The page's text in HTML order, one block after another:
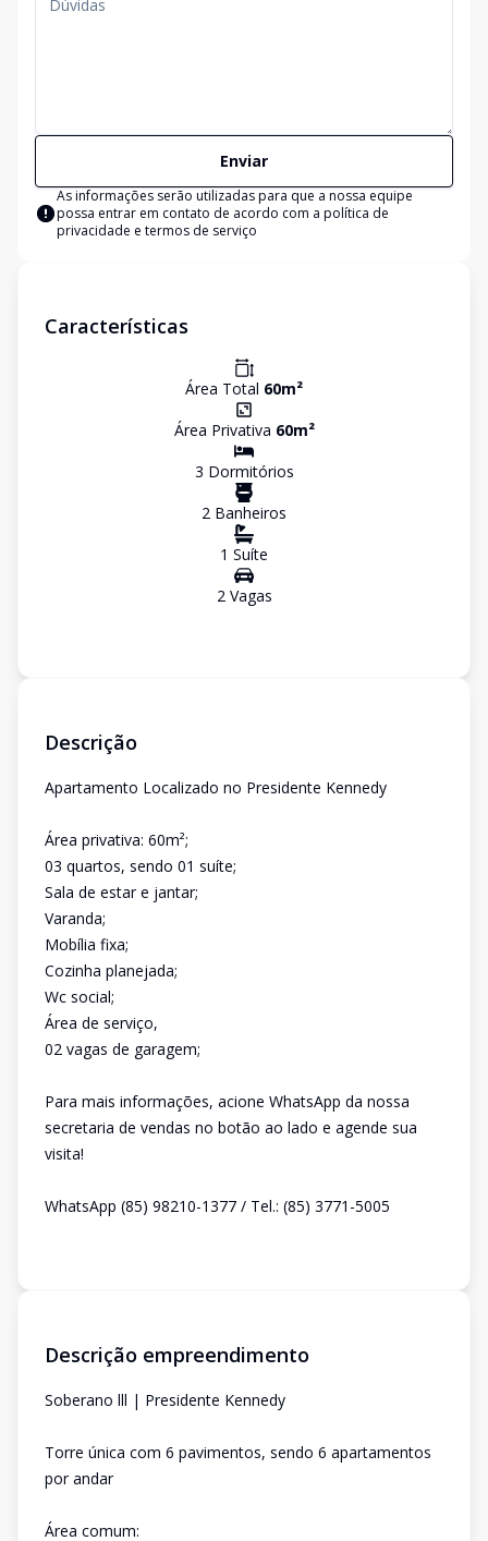
Enviar
As informações serão utilizadas para que a nossa equipe
possa entrar em contato de acordo com a política de
privacidade e termos de serviço
Características
Área Total 60m²
Área Privativa 60m²
3 Dormitórios
2 Banheiros
1 Suíte
2Vagas
Descrição
Apartamento Localizado no Presidente Kennedy
Área privativa: 60m²;
03 quartos, sendo 01 suíte;
Sala de estar e jantar;
Varanda;
Mobília fixa;
Cozinha planejada;
Wc social;
Área de serviço,
02 vagas de garagem;
Para mais informações, acione WhatsApp da nossa
secretaria de vendas no botão ao lado e agende sua
visita!
WhatsApp (85) 98210-1377 / Tel.: (85) 3771-5005
Descrição empreendimento
Soberano lll | Presidente Kennedy
Torre única com 6 pavimentos, sendo 6 apartamentos
por andar
Área comum: